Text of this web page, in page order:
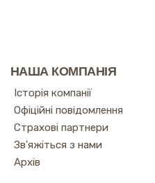
НАША КОМПАНІЯ
Історія компанії
Офіційні повідомлення
Страхові партнери
Зв'яжіться з нами
Архів